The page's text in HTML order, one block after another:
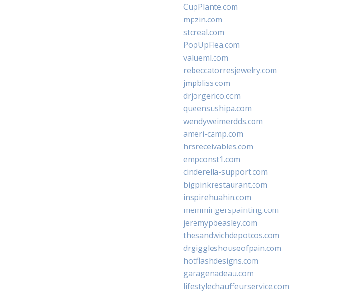
CupPlante.com
mpzin.com
stcreal.com
PopUpFlea.com
valueml.com
rebeccatorresjewelry.com
jmpbliss.com
drjorgerico.com
queensushipa.com
wendyweimerdds.com
ameri-camp.com
hrsreceivables.com
empconst1.com
cinderella-support.com
bigpinkrestaurant.com
inspirehuahin.com
memmingerspainting.com
jeremypbeasley.com
thesandwichdepotcos.com
drgiggleshouseofpain.com
hotflashdesigns.com
garagenadeau.com
lifestylechauffeurservice.com